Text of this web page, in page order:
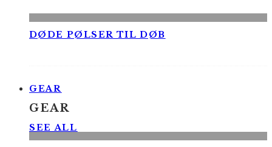
DØDE PØLSER TIL DØB
GEAR
GEAR
SEE ALL